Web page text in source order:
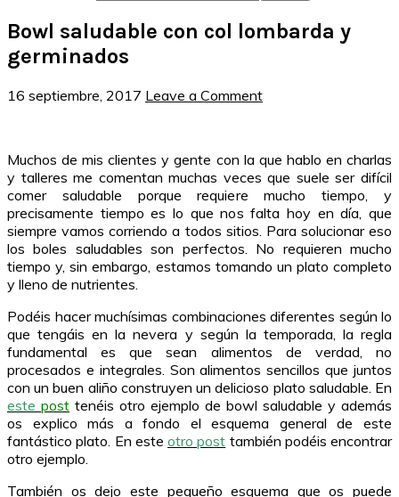
Bowl saludable con col lombarda y
germinados
16 septiembre, 2017 Leave a Comment
Muchos de mis clientes y gente con la que hablo en charlas
y talleres me comentan muchas veces que suele ser difícil
comer saludable porque requiere mucho tiempo, y
precisamente tiempo es lo que nos falta hoy en día, que
siempre vamos corriendo a todos sitios. Para solucionar eso
los boles saludables son perfectos. No requieren mucho
tiempo y, sin embargo, estamos tomando un plato completo
y lleno de nutrientes.
Podéis hacer muchísimas combinaciones diferentes según lo
que tengáis en la nevera y según la temporada, la regla
fundamental es que sean alimentos de verdad, no
procesados e integrales. Son alimentos sencillos que juntos
con un buen aliño construyen un delicioso plato saludable. En
este post tenéis otro ejemplo de bowl saludable y además
os explico más a fondo el esquema general de este
fantástico plato. En este otro post también podéis encontrar
otro ejemplo.
También os dejo este pequeño esquema que os puede